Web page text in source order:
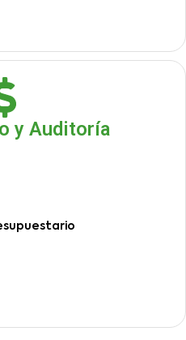
y Auditoría